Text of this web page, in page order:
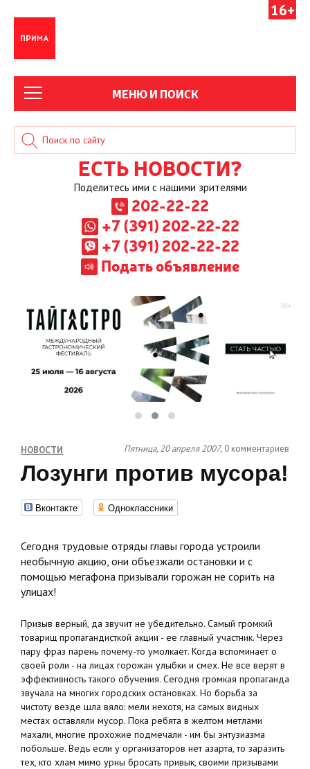
16+
МЕНЮ И ПОИСК
ЕСТЬ НОВОСТИ?
Поделитесь ими с нашими зрителями
202-22-22
+7 (391) 202-22-22
+7 (391) 202-22-22
Подать объявление
НОВОСТИ Пятница, 20 апреля 2007, 0 комментариев
Лозунги против мусора!
Вконтакте Одноклассники
Сегодня трудовые отряды главы города устроили
необычную акцию, они объезжали остановки и с
помощью мегафона призывали горожан не сорить на
улицах!
Призыв верный, да звучит не убедительно. Самый громкий
товарищ пропагандисткой акции - ее главный участник. Через
пару фраз парень почему-то умолкает. Когда вспоминает о
своей роли - на лицах горожан улыбки и смех. Не все верят в
эффективность такого обучения. Сегодня громкая пропаганда
звучала на многих городских остановках. Но борьба за
чистоту везде шла вяло: мели нехотя, на самых видных
местах оставляли мусор. Пока ребята в желтом метлами
махали, многие прохожие подмечали - им бы энтузиазма
побольше. Ведь если у организаторов нет азарта, то заразить
тех, кто хлам мимо урны бросать привык, своими призывами